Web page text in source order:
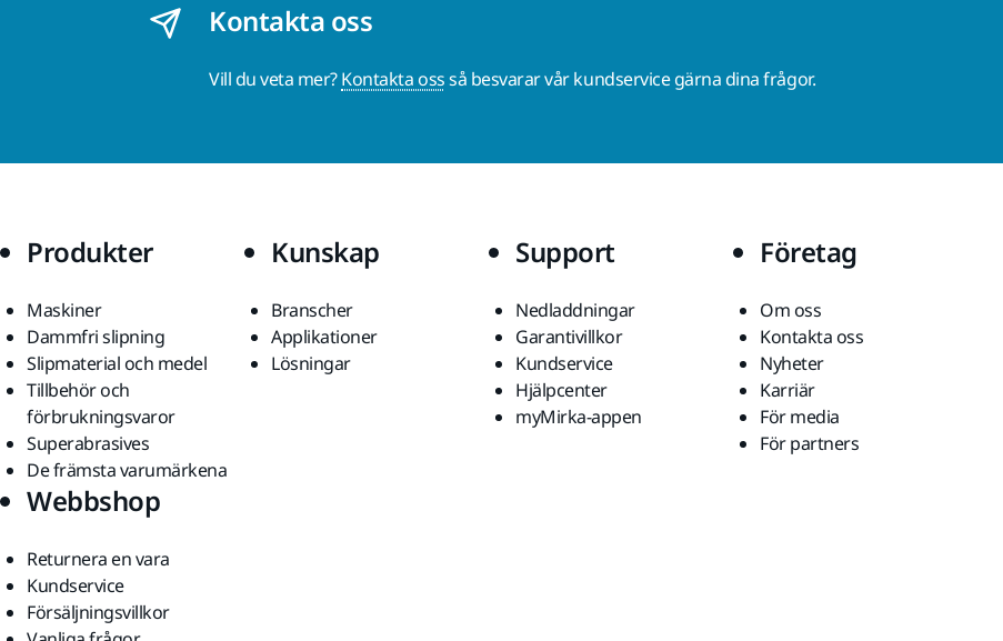
Kontakta oss
Vill du veta mer?Kontakta ossså besvarar vår kundservice gärna dina frågor.
Produkter
Maskiner
Dammfri slipning
Slipmaterial och medel
Tillbehör och
förbrukningsvaror
Superabrasives
De främsta varumärkena
Kunskap
Branscher
Applikationer
Lösningar
Support
Nedladdningar
Garantivillkor
Kundservice
Hjälpcenter
myMirka-appen
Företag
Om oss
Kontakta oss
Nyheter
Karriär
För media
För partners
Webbshop
Returnera en vara
Kundservice
Försäljningsvillkor